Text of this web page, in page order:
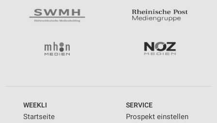
WEEKLI
Startseite
SERVICE
Prospekt einstellen